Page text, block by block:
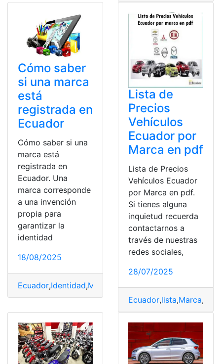
Cómo saber
si una marca
está
registrada en
Ecuador
Cómo saber si una
marca está
registrada en
Ecuador. Una
marca corresponde
a una invención
propia para
garantizar la
identidad
18/08/2025
Ecuador,Identidad,Marca Productos,Registro
Lista de
Precios
Vehículos
Ecuador por
Marca en pdf
Lista de Precios
Vehículos Ecuador
por Marca en pdf.
Si tienes alguna
inquietud recuerda
contactarnos a
través de nuestras
redes sociales,
28/07/2025
Ecuador,lista,Marca,